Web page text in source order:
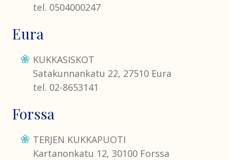
tel. 0504000247
Eura
KUKKASISKOT
Satakunnankatu 22, 27510 Eura
tel. 02-8653141
Forssa
TERJEN KUKKAPUOTI
Kartanonkatu 12, 30100 Forssa